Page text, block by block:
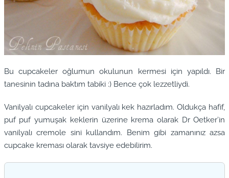
Bu cupcakeler oğlumun okulunun kermesi için yapıldı. Bir
tanesinin tadına baktım tabiki :) Bence çok lezzetliydi.
Vanilyalı cupcakeler için vanilyalı kek hazırladım. Oldukça hafif,
puf puf yumuşak keklerin üzerine krema olarak Dr Oetker’in
vanilyalı cremole sini kullandım. Benim gibi zamanınız azsa
cupcake kreması olarak tavsiye edebilirim.